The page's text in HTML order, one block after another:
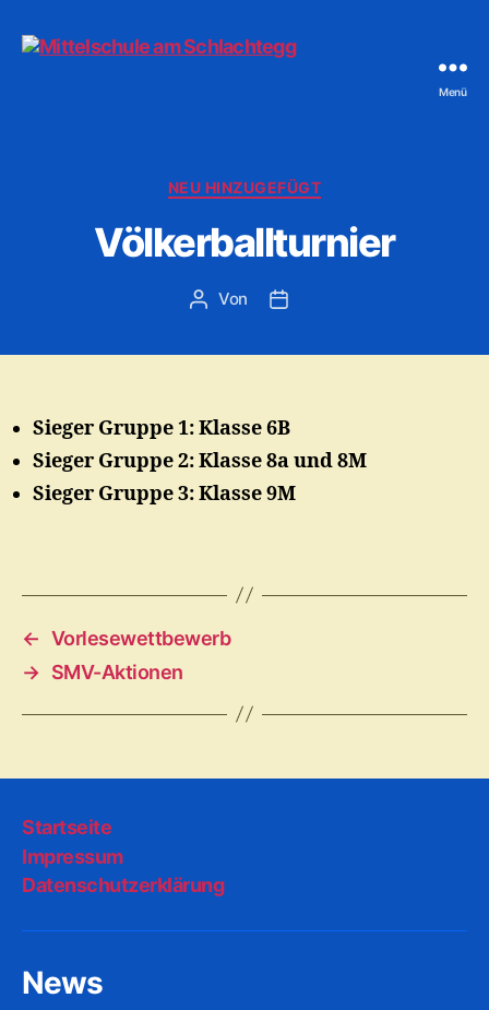
Menü
Kategorien
NEU HINZUGEFÜGT
Völkerballturnier
Beitragsautor
Von Veröffentlichungsdatum
Sieger Gruppe 1: Klasse 6B
Sieger Gruppe 2: Klasse 8a und 8M
Sieger Gruppe 3: Klasse 9M
← Vorlesewettbewerb
→ SMV-Aktionen
Startseite
Impressum
Datenschutzerklärung
News